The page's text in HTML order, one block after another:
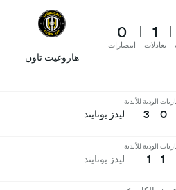
1
تعادلات
0
انتصارات
هاروغيت تاون
الودية للأندية
0 - 3 ليدز يونايتد
الودية للأندية
1 - 1 ليدز يونايتد